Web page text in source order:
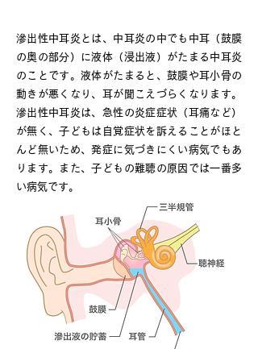
滲出性中耳炎とは、中耳炎の中でも中耳（鼓膜
の奥の部分）に液体（浸出液）がたまる中耳炎
のことです。液体がたまると、鼓膜や耳小骨の
動きが悪くなり、耳が聞こえづらくなります。
滲出性中耳炎は、急性の炎症症状（耳痛など）
が無く、子どもは自覚症状を訴えることがほと
んど無いため、発症に気づきにくい病気でもあ
ります。また、子どもの難聴の原因では一番多
い病気です。